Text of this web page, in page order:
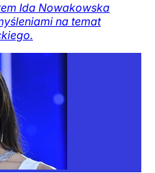
Ida Nowakowska
na temat